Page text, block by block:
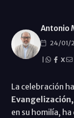
Antonio
24/01/
X
La celebración
en su homilía,